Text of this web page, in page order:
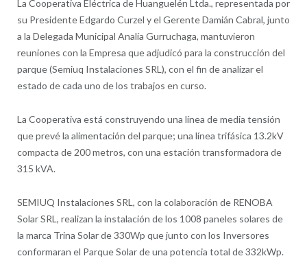
La Cooperativa Eléctrica de Huanguelén Ltda., representada por
su Presidente Edgardo Curzel y el Gerente Damián Cabral, junto
a la Delegada Municipal Analía Gurruchaga, mantuvieron
reuniones con la Empresa que adjudicó para la construcción del
parque (Semiuq Instalaciones SRL), con el fin de analizar el
estado de cada uno de los trabajos en curso.
La Cooperativa está construyendo una línea de media tensión
que prevé la alimentación del parque; una línea trifásica 13.2kV
compacta de 200 metros, con una estación transformadora de
315 kVA.
SEMIUQ Instalaciones SRL, con la colaboración de RENOBA
Solar SRL, realizan la instalación de los 1008 paneles solares de
la marca Trina Solar de 330Wp que junto con los Inversores
conformaran el Parque Solar de una potencia total de 332kWp.